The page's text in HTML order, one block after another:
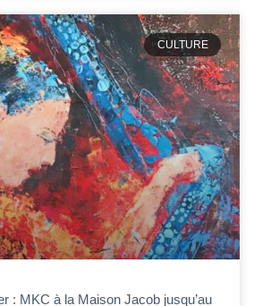
CULTURE
: MKC à la Maison Jacob jusqu’au